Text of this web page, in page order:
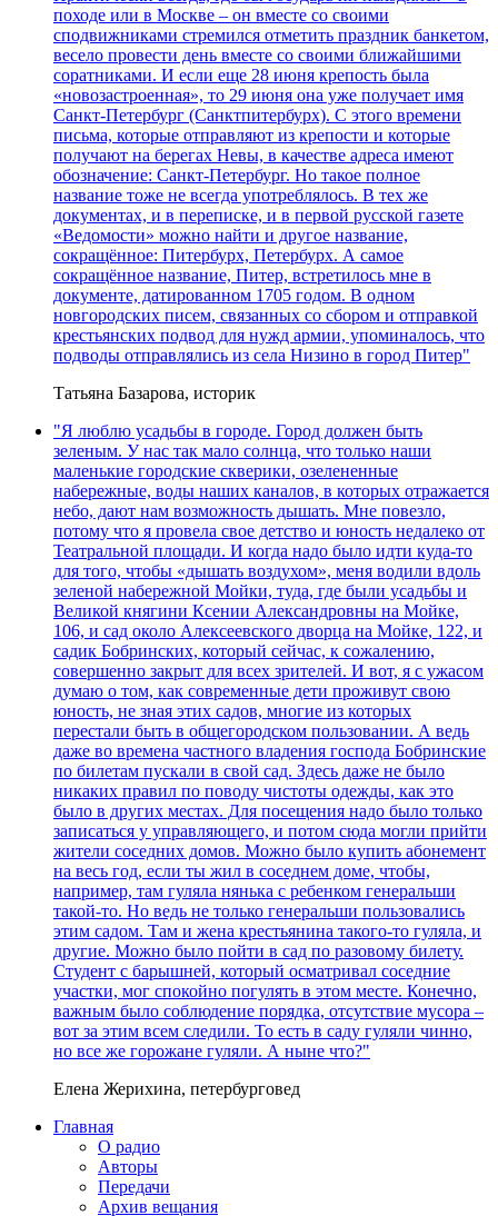
походе или в Москве – он вместе со своими
сподвижниками стремился отметить праздник банкетом,
весело провести день вместе со своими ближайшими
соратниками. И если еще 28 июня крепость была
«новозастроенная», то 29 июня она уже получает имя
Санкт-Петербург (Санктпитербурх). С этого времени
письма, которые отправляют из крепости и которые
получают на берегах Невы, в качестве адреса имеют
обозначение: Санкт-Петербург. Но такое полное
название тоже не всегда употреблялось. В тех же
документах, и в переписке, и в первой русской газете
«Ведомости» можно найти и другое название,
сокращённое: Питербурх, Петербурх. А самое
сокращённое название, Питер, встретилось мне в
документе, датированном 1705 годом. В одном
новгородских писем, связанных со сбором и отправкой
крестьянских подвод для нужд армии, упоминалось, что
подводы отправлялись из села Низино в город Питер"
Татьяна Базарова, историк
"Я люблю усадьбы в городе. Город должен быть
зеленым. У нас так мало солнца, что только наши
маленькие городские скверики, озелененные
набережные, воды наших каналов, в которых отражается
небо, дают нам возможность дышать. Мне повезло,
потому что я провела свое детство и юность недалеко от
Театральной площади. И когда надо было идти куда-то
для того, чтобы «дышать воздухом», меня водили вдоль
зеленой набережной Мойки, туда, где были усадьбы и
Великой княгини Ксении Александровны на Мойке,
106, и сад около Алексеевского дворца на Мойке, 122, и
садик Бобринских, который сейчас, к сожалению,
совершенно закрыт для всех зрителей. И вот, я с ужасом
думаю о том, как современные дети проживут свою
юность, не зная этих садов, многие из которых
перестали быть в общегородском пользовании. А ведь
даже во времена частного владения господа Бобринские
по билетам пускали в свой сад. Здесь даже не было
никаких правил по поводу чистоты одежды, как это
было в других местах. Для посещения надо было только
записаться у управляющего, и потом сюда могли прийти
жители соседних домов. Можно было купить абонемент
на весь год, если ты жил в соседнем доме, чтобы,
например, там гуляла нянька с ребенком генеральши
такой-то. Но ведь не только генеральши пользовались
этим садом. Там и жена крестьянина такого-то гуляла, и
другие. Можно было пойти в сад по разовому билету.
Студент с барышней, который осматривал соседние
участки, мог спокойно погулять в этом месте. Конечно,
важным было соблюдение порядка, отсутствие мусора –
вот за этим всем следили. То есть в саду гуляли чинно,
но все же горожане гуляли. А ныне что?"
Елена Жерихина, петербурговед
Главная
О радио
Авторы
Передачи
Архив вещания